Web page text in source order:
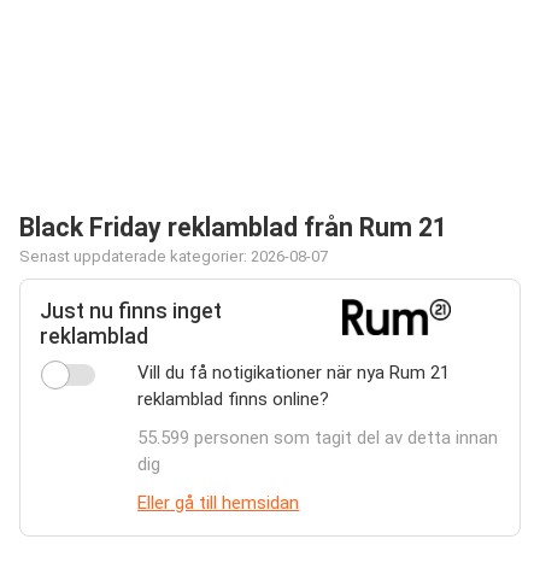
Black Friday reklamblad från Rum 21
Senast uppdaterade kategorier: 2026-08-07
Just nu finns inget
reklamblad
Vill du få notigikationer när nya Rum 21
reklamblad finns online?
55.599 personen som tagit del av detta innan
dig
Eller gå till hemsidan